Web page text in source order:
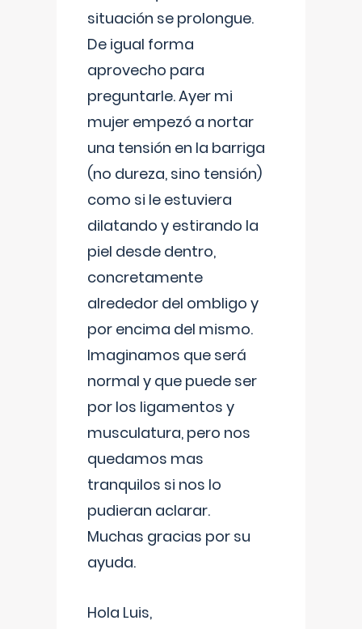
situación se prolongue.
De igual forma
aprovecho para
preguntarle. Ayer mi
mujer empezó a nortar
una tensión en la barriga
(no dureza, sino tensión)
como si le estuviera
dilatando y estirando la
piel desde dentro,
concretamente
alrededor del ombligo y
por encima del mismo.
Imaginamos que será
normal y que puede ser
por los ligamentos y
musculatura, pero nos
quedamos mas
tranquilos si nos lo
pudieran aclarar.
Muchas gracias por su
ayuda.
Hola Luis,